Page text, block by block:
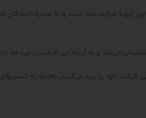
این چهره شرکت شما است و به
می‌کند و به آن‌ها این فرصت را می‌دهد
شرکت خود را برند می‌کنید، نه‌تنها به